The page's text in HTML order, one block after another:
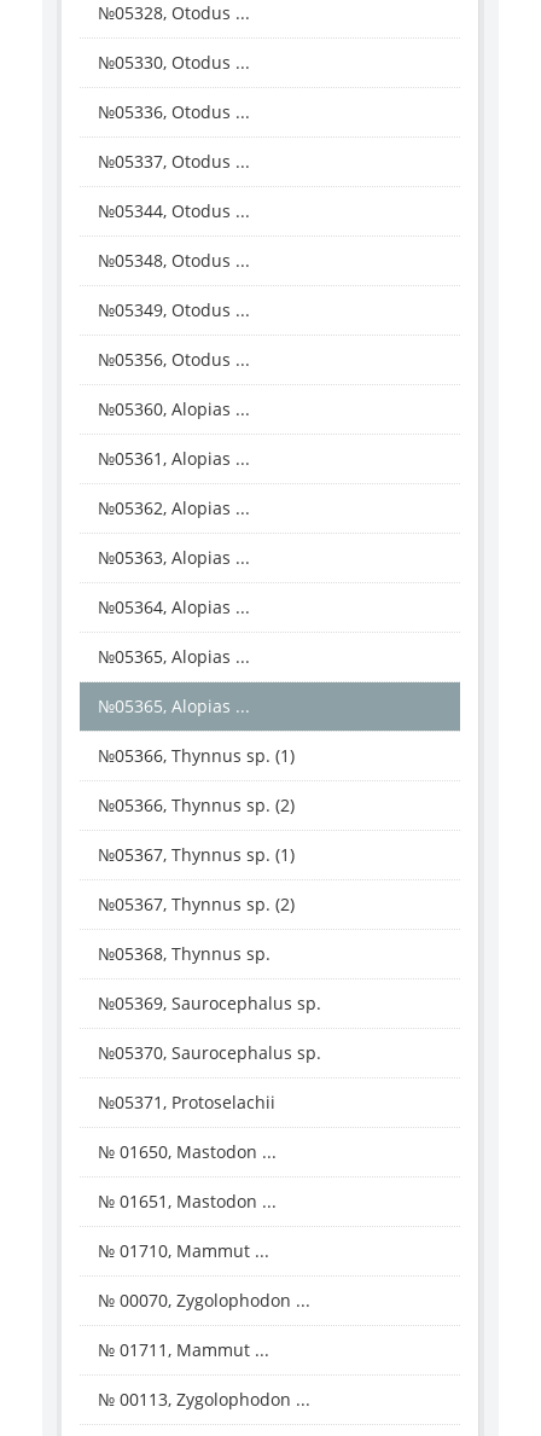
№05328, Otodus ...
№05330, Otodus ...
№05336, Otodus ...
№05337, Otodus ...
№05344, Otodus ...
№05348, Otodus ...
№05349, Otodus ...
№05356, Otodus ...
№05360, Alopias ...
№05361, Alopias ...
№05362, Alopias ...
№05363, Alopias ...
№05364, Alopias ...
№05365, Alopias ...
№05365, Alopias ...
№05366, Thynnus sp. (1)
№05366, Thynnus sp. (2)
№05367, Thynnus sp. (1)
№05367, Thynnus sp. (2)
№05368, Thynnus sp.
№05369, Saurocephalus sp.
№05370, Saurocephalus sp.
№05371, Protoselachii
№ 01650, Mastodon ...
№ 01651, Mastodon ...
№ 01710, Mammut ...
№ 00070, Zygolophodon ...
№ 01711, Mammut ...
№ 00113, Zygolophodon ...